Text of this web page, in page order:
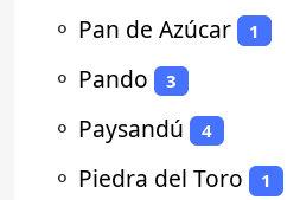
⚬ Pan de Azúcar 1
⚬ Pando 3
⚬ Paysandú 4
⚬ Piedra del Toro 1